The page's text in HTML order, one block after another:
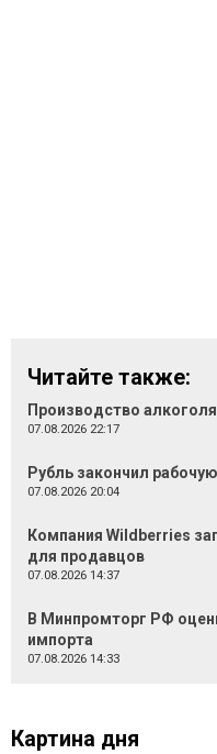
Читайте также:
Производство
07.08.2026 22:17
Рубль закончил
07.08.2026 20:04
Компания Wildberries
для продавцов
07.08.2026 14:37
В Минпромторг РФ
импорта
07.08.2026 14:33
Картина дня